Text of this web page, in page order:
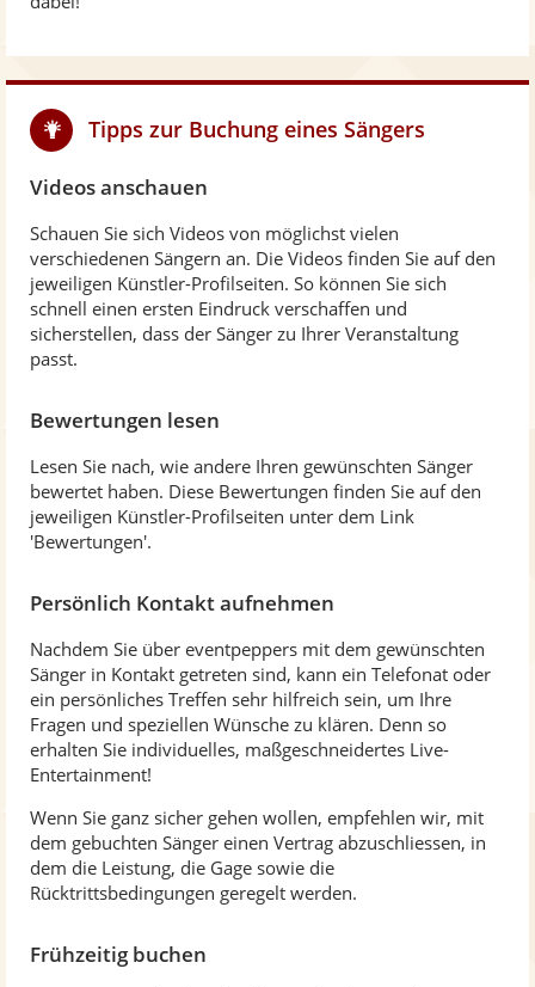
Tipps zur Buchung eines Sängers
Videos anschauen
Schauen Sie sich Videos von möglichst vielen
verschiedenen Sängern an. Die Videos finden Sie auf den
jeweiligen Künstler-Profilseiten. So können Sie sich
schnell einen ersten Eindruck verschaffen und
sicherstellen, dass der Sänger zu Ihrer Veranstaltung
passt.
Bewertungen lesen
Lesen Sie nach, wie andere Ihren gewünschten Sänger
bewertet haben. Diese Bewertungen finden Sie auf den
jeweiligen Künstler-Profilseiten unter dem Link
'Bewertungen'.
Persönlich Kontakt aufnehmen
Nachdem Sie über eventpeppers mit dem gewünschten
Sänger in Kontakt getreten sind, kann ein Telefonat oder
ein persönliches Treffen sehr hilfreich sein, um Ihre
Fragen und speziellen Wünsche zu klären. Denn so
erhalten Sie individuelles, maßgeschneidertes Live-
Entertainment!
Wenn Sie ganz sicher gehen wollen, empfehlen wir, mit
dem gebuchten Sänger einen Vertrag abzuschliessen, in
dem die Leistung, die Gage sowie die
Rücktrittsbedingungen geregelt werden.
Frühzeitig buchen